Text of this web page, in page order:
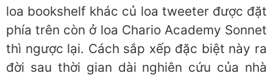
loa bookshelf khác củ loa tweeter được đặt
phía trên còn ở loa Chario Academy Sonnet
thì ngược lại. Cách sắp xếp đặc biệt này ra
đời sau thời gian dài nghiên cứu của nhà